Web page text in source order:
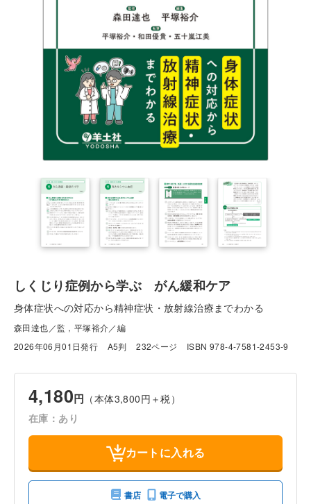
しくじり症例から学ぶ がん緩和ケア
身体症状への対応から精神症状・放射線治療までわかる
森田達也／監，平塚裕介／編
2026年06月01日発行
A5判 232ページ ISBN 978-4-7581-2453-9
4,180円 （本体3,800円＋税）
在庫：あり
カートに入れる
書店 電子で購入